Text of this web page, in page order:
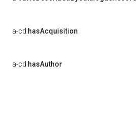
a-cd:hasAcquisition
a-cd:hasAuthor